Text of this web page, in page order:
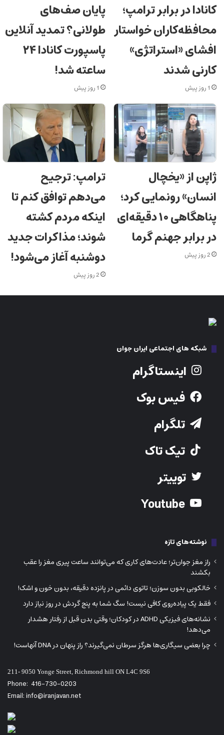
کانادا در برابر ترامپ؛
محافظه‌کاران خواستار
افشای «استراتژی»
کارنی شدند
1 روز پیش
پایان صف‌های
طولانی؟ تمدید آنلاین
پاسپورت کانادا ۲۴
ساعته شد!
1 روز پیش
ژاپن از «یخچال
انسان» رونمایی کرد؛
پناهگاهی ۱۰ دقیقه‌ای
در برابر جهنم گرما
2 روز پیش
ترامپ: ترجیح
می‌دهم توافق کنم تا
اینکه مردم کشته
شوند؛ مذاکرات جدید
دوشنبه آغاز می‌شود!
2 روز پیش
شبکه های اجتماعی ایران جوان
اینستاگرام
فیس بوک
تلگرام
تیک تاک
توییتر
نوشته‌های تازه
راز مغز جوان‌تر؛ عادت‌های کاری که می‌توانند ساعت پیری مغز را عقب
بکشند
خالکوبی بدون سوزن؛ تاتوی دائمی در پانزده دقیقه، بدون خون و اشک!
فقط یک پیاده‌روی کافی نیست! سگ شما به پنج گردش در روز نیاز دارد
نشانه‌های فیزیکی ADHD در کودکان؛ وقتی بدن قبل از رفتار هشدار
می‌دهد!
چرا بعضی سیگاری‌ها هرگز سرطان نمی‌گیرند؟ راز پنهان در DNA آنهاست!
211- 9050 Yonge Street, Richmond hill ON L4C 9S6
Phone: 416-730-0203
Email: info@iranjavan.net